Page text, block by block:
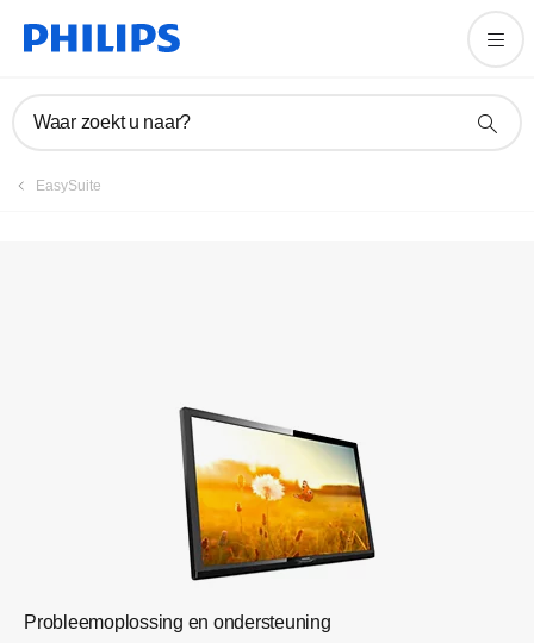
Waar zoekt u naar?
EasySuite
Probleemoplossing en ondersteuning
Handleidingen en documentatie